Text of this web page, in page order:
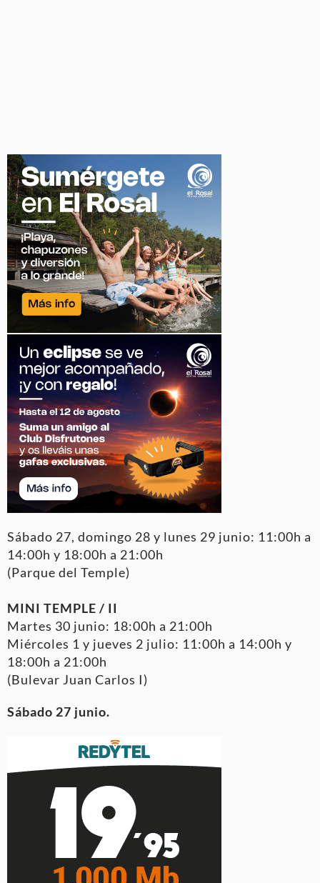
Sábado 27, domingo 28 y lunes 29 junio: 11:00h a
14:00h y 18:00h a 21:00h
(Parque del Temple)
MINI TEMPLE / II
Martes 30 junio: 18:00h a 21:00h
Miércoles 1 y jueves 2 julio: 11:00h a 14:00h y
18:00h a 21:00h
(Bulevar Juan Carlos I)
Sábado 27 junio.